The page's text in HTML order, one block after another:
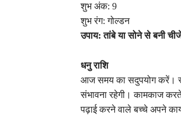
शुभ अंक: 9
शुभ रंग: गोल्डन
उपाय: तांबे या सोने से बनी
धनु राशि
आज समय का सदुपयोग करें।
संभावना रहेगी। कामकाज
पढ़ाई करने वाले बच्चे अपने